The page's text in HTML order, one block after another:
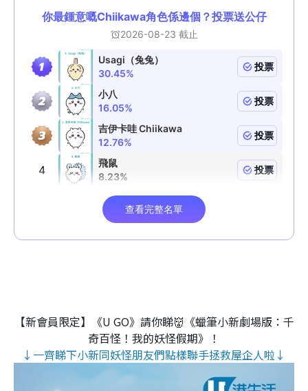
【新會員限定】《U GO》請你睇👹《蠟筆小新劇場版：千
奇百怪！我的妖怪假期》！
↓一齊睇下小新同妖怪朋友們點樣聯手拯救屋企人啦↓